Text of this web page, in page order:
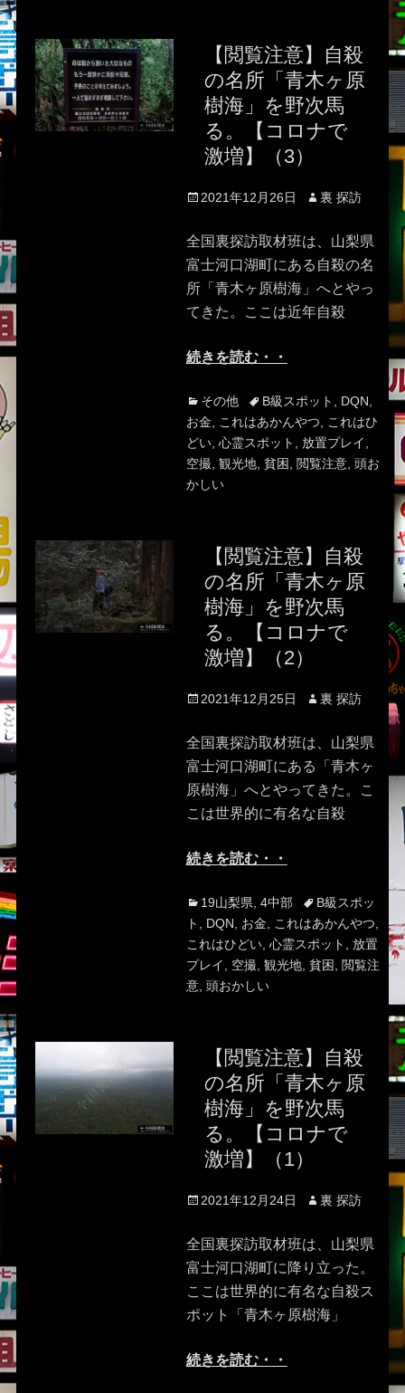
【閲覧注意】自殺
の名所「青木ヶ原
樹海」を野次馬
る。【コロナで
激増】（3）
Posted
2021年12月26日 Author
裏 探訪
全国裏探訪取材班は、山梨県
富士河口湖町にある自殺の名
所「青木ヶ原樹海」へとやっ
てきた。ここは近年自殺
続きを読む・・
Categories
その他 TagsB級スポット DQN
お金
これはあかんやつ
これはひ
どい, 心霊スポット 放置プレイ
空撮, 観光地, 貧困 閲覧注意, 頭お
かしい
【閲覧注意】自殺
の名所「青木ヶ原
樹海」を野次馬
る。【コロナで
激増】（2）
Posted
2021年12月25日 Author
裏 探訪
全国裏探訪取材班は、山梨県
富士河口湖町にある「青木ヶ
原樹海」へとやってきた。こ
こは世界的に有名な自殺
続きを読む・・
Categories
19山梨県 4中部 TagsB級スポッ
ト
DQN お金 これはあかんやつ
これはひどい, 心霊スポット
放置
プレイ
空撮, 観光地, 貧困
閲覧注
意, 頭おかしい
【閲覧注意】自殺
の名所「青木ヶ原
樹海」を野次馬
る。【コロナで
激増】（1）
Posted
2021年12月24日 Author
裏 探訪
全国裏探訪取材班は、山梨県
富士河口湖町に降り立った。
ここは世界的に有名な自殺ス
ポット「青木ヶ原樹海」
続きを読む・・